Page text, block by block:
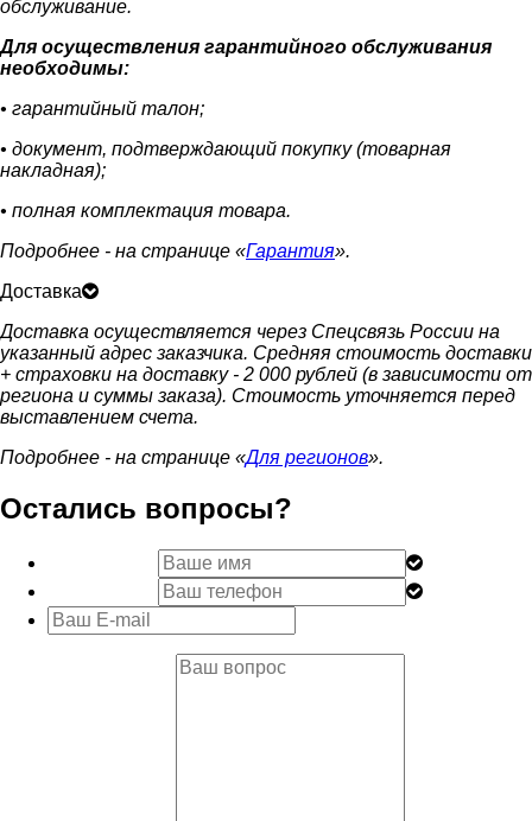
обслуживание.
Для осуществления гарантийного обслуживания
необходимы:
• гарантийный талон;
• документ, подтверждающий покупку (товарная
накладная);
• полная комплектация товара.
Подробнее - на странице «Гарантия».
Доставка
Доставка осуществляется через Спецсвязь России на
указанный адрес заказчика. Средняя стоимость доставки
+ страховки на доставку - 2 000 рублей (в зависимости от
региона и суммы заказа). Стоимость уточняется перед
выставлением счета.
Подробнее - на странице «Для регионов».
Остались вопросы?